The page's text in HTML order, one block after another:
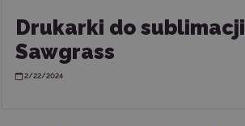
Drukarki do sublimacji
Sawgrass
2/22/2024